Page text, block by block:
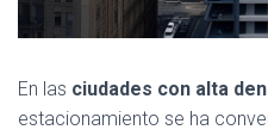
En las ciudades con alta
estacionamiento se ha